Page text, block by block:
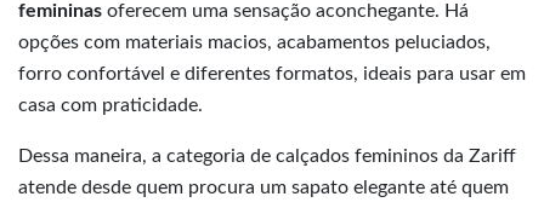
femininas oferecem uma sensação aconchegante. Há
opções com materiais macios, acabamentos peluciados,
forro confortável e diferentes formatos, ideais para usar em
casa com praticidade.
Dessa maneira, a categoria de calçados femininos da Zariff
atende desde quem procura um sapato elegante até quem